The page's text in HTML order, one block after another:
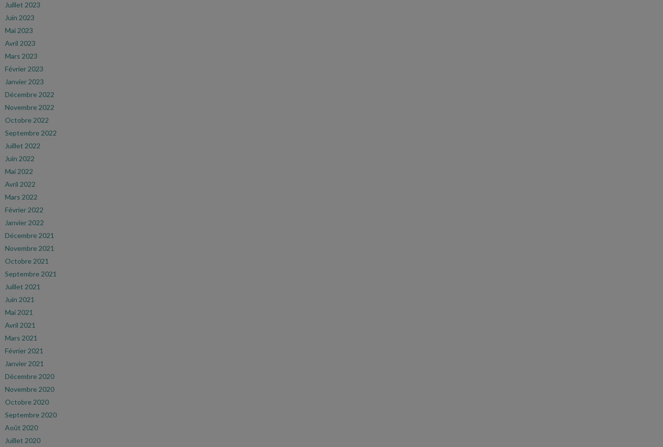
Juillet 2023
Juin 2023
Mai 2023
Avril 2023
Mars 2023
Février 2023
Janvier 2023
Décembre 2022
Novembre 2022
Octobre 2022
Septembre 2022
Juillet 2022
Juin 2022
Mai 2022
Avril 2022
Mars 2022
Février 2022
Janvier 2022
Décembre 2021
Novembre 2021
Octobre 2021
Septembre 2021
Juillet 2021
Juin 2021
Mai 2021
Avril 2021
Mars 2021
Février 2021
Janvier 2021
Décembre 2020
Novembre 2020
Octobre 2020
Septembre 2020
Août 2020
Juillet 2020